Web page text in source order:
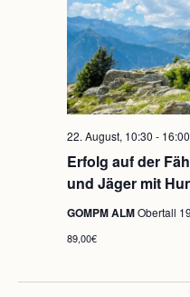
Erfolg auf der
und Jäger mit
22. August, 10:30 - 16:00
GOMPM ALMObertall
89,00€